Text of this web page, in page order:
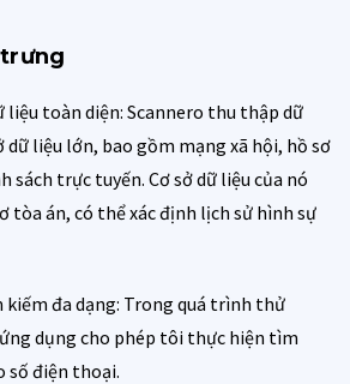
liệu toàn diện: Scannero thu thập dữ
liệu lớn, bao gồm mạng xã hội, hồ sơ
sách trực tuyến. Cơ sở dữ liệu của nó
tòa án, có thể xác định lịch sử hình sự
kiếm đa dạng: Trong quá trình thử
dụng cho phép tôi thực hiện tìm
số điện thoại.